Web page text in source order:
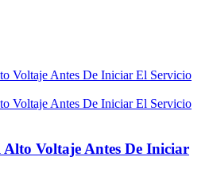
Alto Voltaje Antes De Iniciar